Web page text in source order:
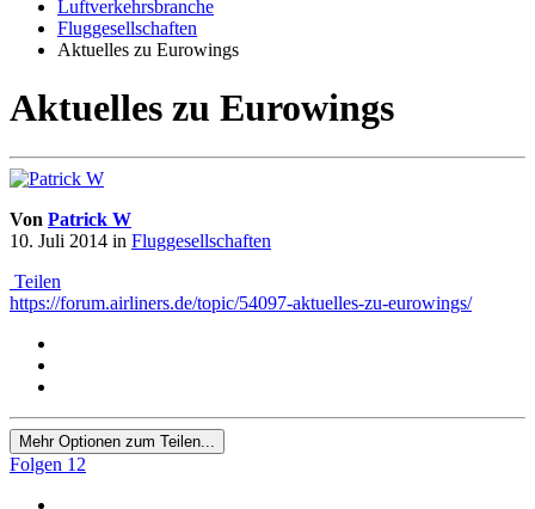
Luftverkehrsbranche
Fluggesellschaften
Aktuelles zu Eurowings
Aktuelles zu Eurowings
Von Patrick W
10. Juli 2014 in Fluggesellschaften
Teilen
https://forum.airliners.de/topic/54097-aktuelles-zu-eurowings/
Mehr Optionen zum Teilen...
Folgen 12